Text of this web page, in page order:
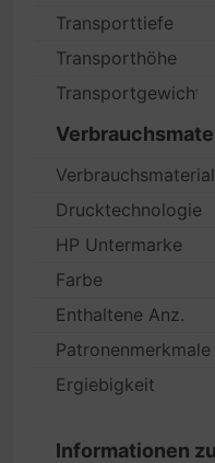
Transporttiefe
Transporthöhe
Transportgewicht
Drucktechnologie
HP Untermarke
Farbe
Enthaltene Anz.
Patronenmerkmale
Ergiebigkeit
Informationen